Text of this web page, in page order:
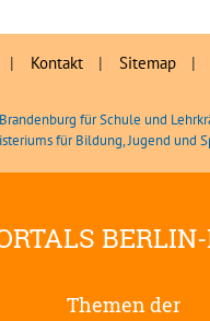
| Kontakt | Sitemap |
für Schule und
für Bildung, Jugend und
Themen der